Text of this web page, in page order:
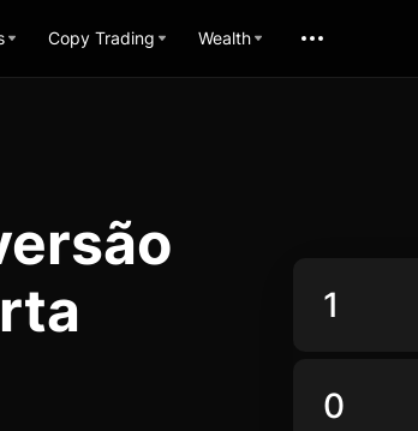
Copy Trading Wealth